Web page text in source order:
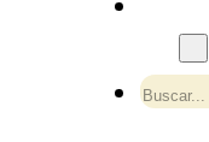
Buscar